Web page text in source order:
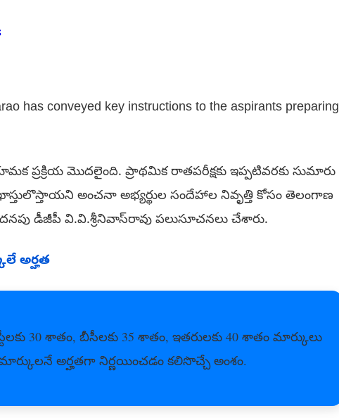
has conveyed key instructions to the aspirants preparing
మొదలైంది. ప్రాథమిక రాతపరీక్షకు ఇప్పటివరకు సుమారు
అంచనా అభ్యర్థుల సందేహాల నివృత్తి కోసం తెలంగాణ
డీజీపీ వి.వి.శ్రీనివాస్‌రావు పలుసూచనలు చేశారు.
అర్హత
30 శాతం, బీసీలకు 35 శాతం, ఇతరులకు 40 శాతం మార్కులు
అర్హతగా నిర్ణయించడం కలిసొచ్చే అంశం.